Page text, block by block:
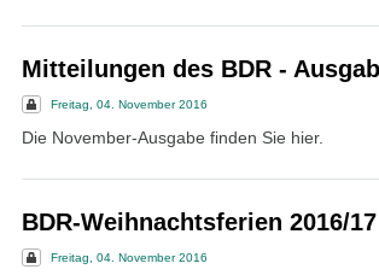
Mitteilungen des BDR -
Freitag, 04. November 2016
Die November-Ausgabe finden Sie hier.
BDR-Weihnachtsferien 2016/17
Freitag, 04. November 2016